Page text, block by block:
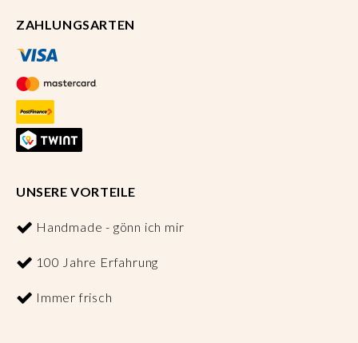
ZAHLUNGSARTEN
UNSERE VORTEILE
Handmade - gönn ich mir
100 Jahre Erfahrung
Immer frisch